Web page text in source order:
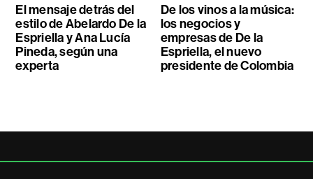
El mensaje detrás del
estilo de Abelardo De la
Espriella y Ana Lucía
Pineda, según una
experta
De los vinos a la música:
los negocios y
empresas de De la
Espriella, el nuevo
presidente de Colombia